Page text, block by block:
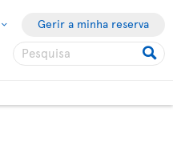
Gerir a minha reserva